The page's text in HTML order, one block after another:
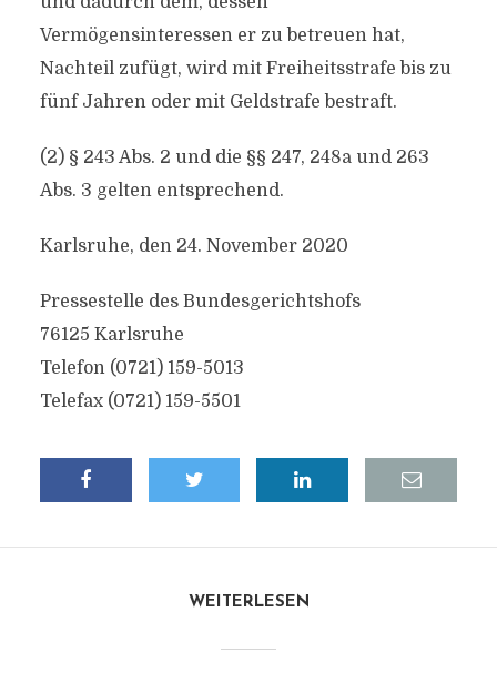
Vermögensinteressen er zu betreuen hat,
Nachteil zufügt, wird mit Freiheitsstrafe bis zu
fünf Jahren oder mit Geldstrafe bestraft.
(2) § 243 Abs. 2 und die §§ 247, 248a und 263
Abs. 3 gelten entsprechend.
Karlsruhe, den 24. November 2020
Pressestelle des Bundesgerichtshofs
76125 Karlsruhe
Telefon (0721) 159-5013
Telefax (0721) 159-5501
WEITERLESEN